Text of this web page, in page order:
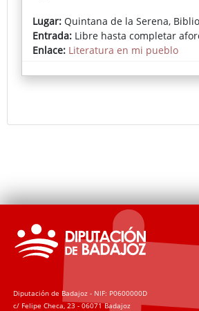
Chelo Pineda (Ficha en la
Lugar: Quintana de la Serena,
Entrada: Libre hasta completar
Enlace: Literatura en mi pueblo
Diputación de Badajoz - NIF: P0600000D
c/ Felipe Checa, 23 - 06071 Badajoz